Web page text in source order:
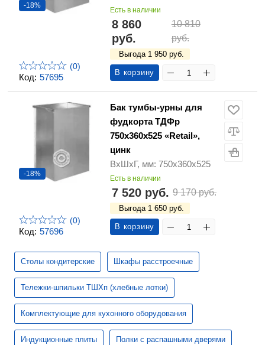
Код: 57695
-18%
(0)
Есть в наличии
8 860
руб.
10 810
руб.
Выгода 1 950 руб.
В корзину
Код: 57696
-18%
(0)
Бак тумбы-урны для
фудкорта ТДФр
750х360х525 «Retail»,
цинк
ВхШхГ, мм: 750х360х525
Есть в наличии
7 520 руб. 9 170 руб.
Выгода 1 650 руб.
В корзину
Столы кондитерские Шкафы расстроечные
Тележки-шпильки ТШХп (хлебные лотки)
Комплектующие для кухонного оборудования
Индукционные плиты Полки с распашными дверями